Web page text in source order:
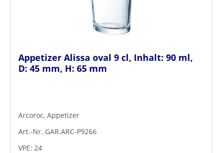
Appetizer Alissa oval 9 cl, Inhalt: 90 ml,
D: 45 mm, H: 65 mm
Arcoroc, Appetizer
Art.-Nr. GAR.ARC-P9266
VPE: 24